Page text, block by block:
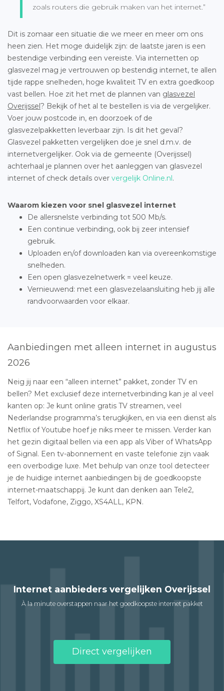
zoals routers die gebruik maken van het internet.”
Dit is zomaar een situatie die we meer en meer om ons
heen zien. Het moge duidelijk zijn: de laatste jaren is een
bestendige verbinding een vereiste. Via internetten op
glasvezel mag je vertrouwen op bestendig internet, te allen
tijde rappe snelheden, hoge kwaliteit TV en extra goedkoop
vast bellen. Hoe zit het met de plannen van glasvezel
Overijssel? Bekijk of het al te bestellen is via de vergelijker.
Voer jouw postcode in, en doorzoek of de
glasvezelpakketten leverbaar zijn. Is dit het geval?
Glasvezel pakketten vergelijken doe je snel d.m.v. de
internetvergelijker. Ook via de gemeente (Overijssel)
achterhaal je plannen over het aanleggen van glasvezel
internet of check details over vergelijk Online.nl.
Waarom kiezen voor snel glasvezel internet
De allersnelste verbinding tot 500 Mb/s.
Een continue verbinding, ook bij zeer intensief
gebruik.
Uploaden en/of downloaden kan via overeenkomstige
snelheden.
Een open glasvezelnetwerk = veel keuze.
Vernieuwend: met een glasvezelaansluiting heb jij alle
randvoorwaarden voor elkaar.
Aanbiedingen met alleen internet in augustus
2026
Neig jij naar een “alleen internet” pakket, zonder TV en
bellen? Met exclusief deze internetverbinding kan je al veel
kanten op: Je kunt online gratis TV streamen, veel
Nederlandse programma’s terugkijken, en via een dienst als
Netflix of Youtube hoef je niks meer te missen. Verder kan
het gezin digitaal bellen via een app als Viber of WhatsApp
of Signal. Een tv-abonnement en vaste telefonie zijn vaak
een overbodige luxe. Met behulp van onze tool detecteer
je de huidige internet aanbiedingen bij de goedkoopste
internet-maatschappij. Je kunt dan denken aan Tele2,
Telfort, Vodafone, Ziggo, XS4ALL, KPN.
Internet aanbieders vergelijken Overijssel
À la minute overstappen naar het goedkoopste internet pakket
Direct vergelijken